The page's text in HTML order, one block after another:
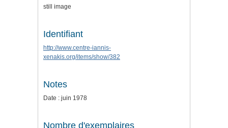
still image
Identifiant
http://www.centre-iannis-
xenakis.org/items/show/382
Notes
Date : juin 1978
Nombre d'exemplaires